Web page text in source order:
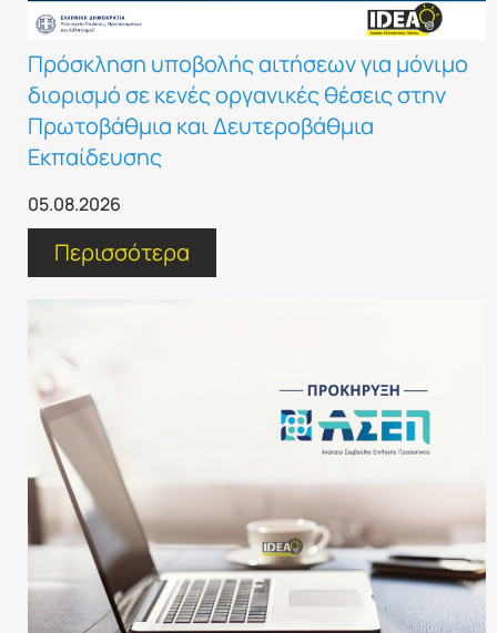
Πρόσκληση υποβολής αιτήσεων για μόνιμο
διορισμό σε κενές οργανικές θέσεις στην
Πρωτοβάθμια και Δευτεροβάθμια
Εκπαίδευσης
05.08.2026
Περισσότερα